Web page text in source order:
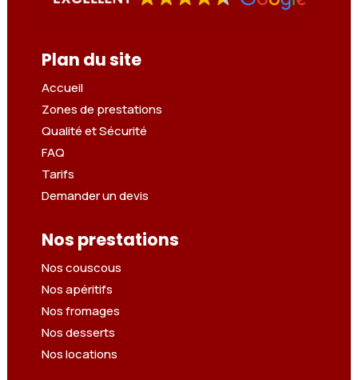
Plan du site
Accueil
Zones de prestations
Qualité et Sécurité
FAQ
Tarifs
Demander un devis
Nos prestations
Nos couscous
Nos apéritifs
Nos fromages
Nos desserts
Nos locations